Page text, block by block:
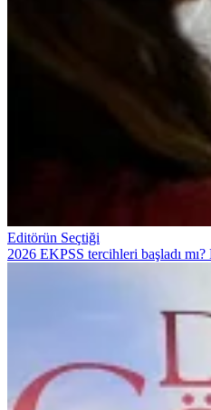
Editörün Seçtiği
2026 EKPSS tercihleri başladı